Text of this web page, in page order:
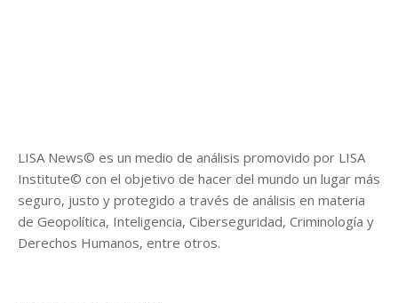
LISA News© es un medio de análisis promovido por LISA
Institute© con el objetivo de hacer del mundo un lugar más
seguro, justo y protegido a través de análisis en materia
de Geopolítica, Inteligencia, Ciberseguridad, Criminología y
Derechos Humanos, entre otros.